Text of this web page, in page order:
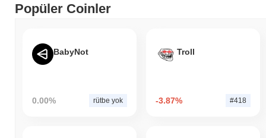
Popüler Coinler
BabyNot
0.00% rütbe yok
Troll
-3.87% #418